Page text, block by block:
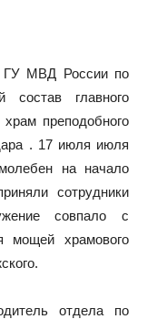
ГУ МВД России по
состав главного
преподобного
. 17 июля июля
на начало
сотрудники
совпало с
мощей храмового
отдела по